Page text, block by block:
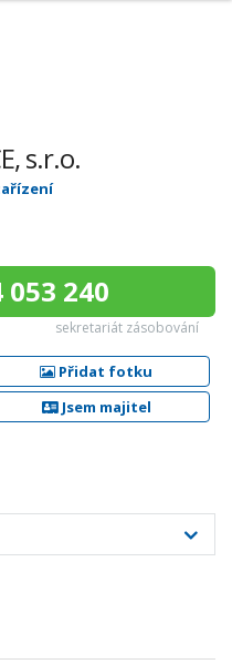
s.r.o.
053 240
sekretariát zásobování
Přidat fotku
Jsem majitel